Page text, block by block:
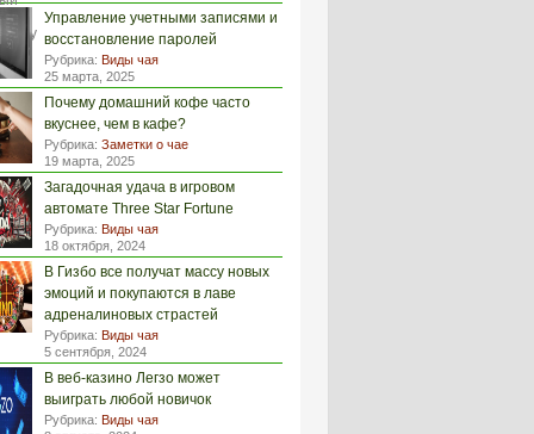
Управление учетными записями и
восстановление паролей
Рубрика: Виды чая
25 марта, 2025
Почему домашний кофе часто
вкуснее, чем в кафе?
Рубрика: Заметки о чае
19 марта, 2025
Загадочная удача в игровом
автомате Three Star Fortune
Рубрика: Виды чая
18 октября, 2024
В Гизбо все получат массу новых
эмоций и покупаются в лаве
адреналиновых страстей
Рубрика: Виды чая
5 сентября, 2024
В веб-казино Легзо может
выиграть любой новичок
Рубрика: Виды чая